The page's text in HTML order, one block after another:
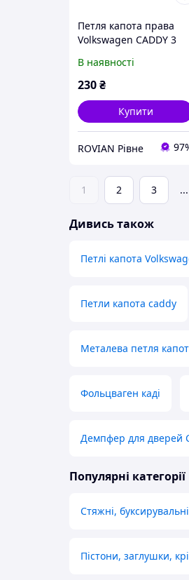
Петля капота права
Volkswagen CADDY 3
Кадді), 1T0823302
(БУ-170372)
В наявності
230₴
Купити
ROVIAN Рівне
1 2 3 ...
Дивись також
Петлі капота
Петли капота caddy
Металева петля
Фольцваген каді
Демпфер для дверей
Популярні категорії
Стяжні,
Пістони, заглушки,